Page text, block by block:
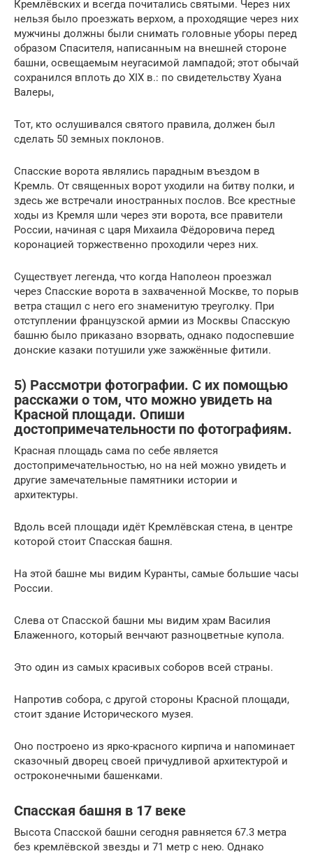
Кремлёвских и всегда почитались святыми. Через них
нельзя было проезжать верхом, а проходящие через них
мужчины должны были снимать головные уборы перед
образом Спасителя, написанным на внешней стороне
башни, освещаемым неугасимой лампадой; этот обычай
сохранился вплоть до XIX в.: по свидетельству Хуана
Валеры,
Тот, кто ослушивался святого правила, должен был
сделать 50 земных поклонов.
Спасские ворота являлись парадным въездом в
Кремль. От священных ворот уходили на битву полки, и
здесь же встречали иностранных послов. Все крестные
ходы из Кремля шли через эти ворота, все правители
России, начиная с царя Михаила Фёдоровича перед
коронацией торжественно проходили через них.
Существует легенда, что когда Наполеон проезжал
через Спасские ворота в захваченной Москве, то порыв
ветра стащил с него его знаменитую треуголку. При
отступлении французской армии из Москвы Спасскую
башню было приказано взорвать, однако подоспевшие
донские казаки потушили уже зажжённые фитили.
5) Рассмотри фотографии. С их помощью
расскажи о том, что можно увидеть на
Красной площади. Опиши
достопримечательности по фотографиям.
Красная площадь сама по себе является
достопримечательностью, но на ней можно увидеть и
другие замечательные памятники истории и
архитектуры.
Вдоль всей площади идёт Кремлёвская стена, в центре
которой стоит Спасская башня.
На этой башне мы видим Куранты, самые большие часы
России.
Слева от Спасской башни мы видим храм Василия
Блаженного, который венчают разноцветные купола.
Это один из самых красивых соборов всей страны.
Напротив собора, с другой стороны Красной площади,
стоит здание Исторического музея.
Оно построено из ярко-красного кирпича и напоминает
сказочный дворец своей причудливой архитектурой и
остроконечными башенками.
Спасская башня в 17 веке
Высота Спасской башни сегодня равняется 67.3 метра
без кремлёвской звезды и 71 метр с нею. Однако